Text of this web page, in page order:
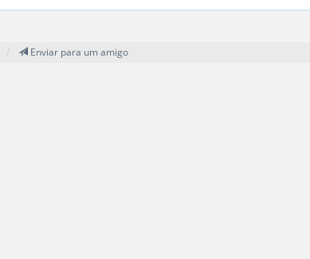
Enviar para um amigo